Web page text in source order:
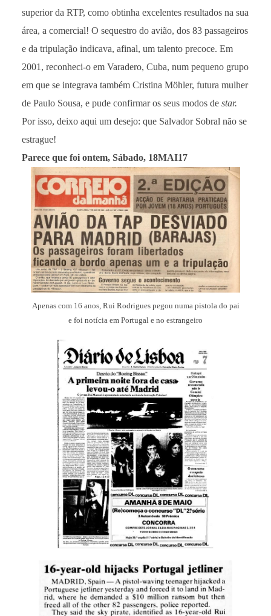
superior da RTP, como obtinha excelentes resultados na sua
área, a comercial! O sequestro do avião, dos 83 passageiros
e da tripulação indicava, afinal, um talento precoce. Em
2001, reconheci-o em Varadero, Cuba, num pequeno grupo
em que se integrava também Cristina Möhler, futura mulher
de Paulo Sousa, e pude confirmar os seus modos de star.
Por isso, deixo aqui um desejo: que Salvador Sobral não se
estrague!
Parece que foi ontem, Sábado, 18MAI17
Apenas com 16 anos, Rui Rodrigues pegou numa pistola do pai
e foi notícia em Portugal e no estrangeiro